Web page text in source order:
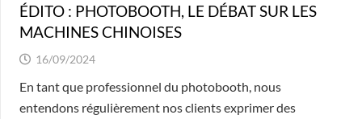
ÉDITO : PHOTOBOOTH, LE DÉBAT SUR LES
MACHINES CHINOISES
16/09/2024
En tant que professionnel du photobooth, nous
entendons régulièrement nos clients exprimer des